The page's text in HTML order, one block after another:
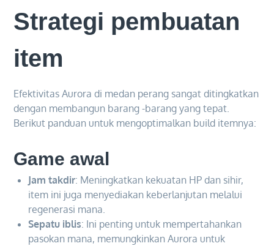
Strategi pembuatan
item
Efektivitas Aurora di medan perang sangat ditingkatkan
dengan membangun barang -barang yang tepat.
Berikut panduan untuk mengoptimalkan build itemnya:
Game awal
Jam takdir: Meningkatkan kekuatan HP dan sihir,
item ini juga menyediakan keberlanjutan melalui
regenerasi mana.
Sepatu iblis: Ini penting untuk mempertahankan
pasokan mana, memungkinkan Aurora untuk